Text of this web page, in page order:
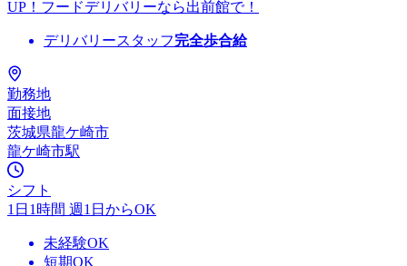
UP！フードデリバリーなら出前館で！
デリバリースタッフ完全歩合給
勤務地
面接地
茨城県龍ケ崎市
龍ケ崎市駅
シフト
1日1時間 週1日からOK
未経験OK
短期OK